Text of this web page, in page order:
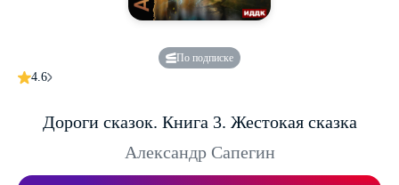
По подписке
4.6
Дороги сказок. Книга 3. Жестокая сказка
Александр Сапегин